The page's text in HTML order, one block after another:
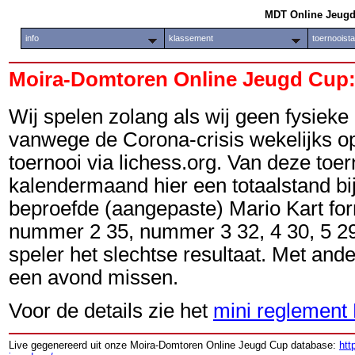
MDT Online
info klassement
Moira-Domtoren Online Jeugd Cup:
Wij spelen zolang als wij geen
vanwege de Corona-crisis wekelijks
toernooi via lichess.org. Van deze
kalendermaand hier een totaalstand
beproefde (aangepaste) Mario Kart
nummer 2 35, nummer 3 32, 4 30, 5
speler het slechtse resultaat. Met
een avond missen.
Voor de details zie het mini reglement
Live gegenereerd uit onze Moira-Domtoren Online Jeugd Cup database: